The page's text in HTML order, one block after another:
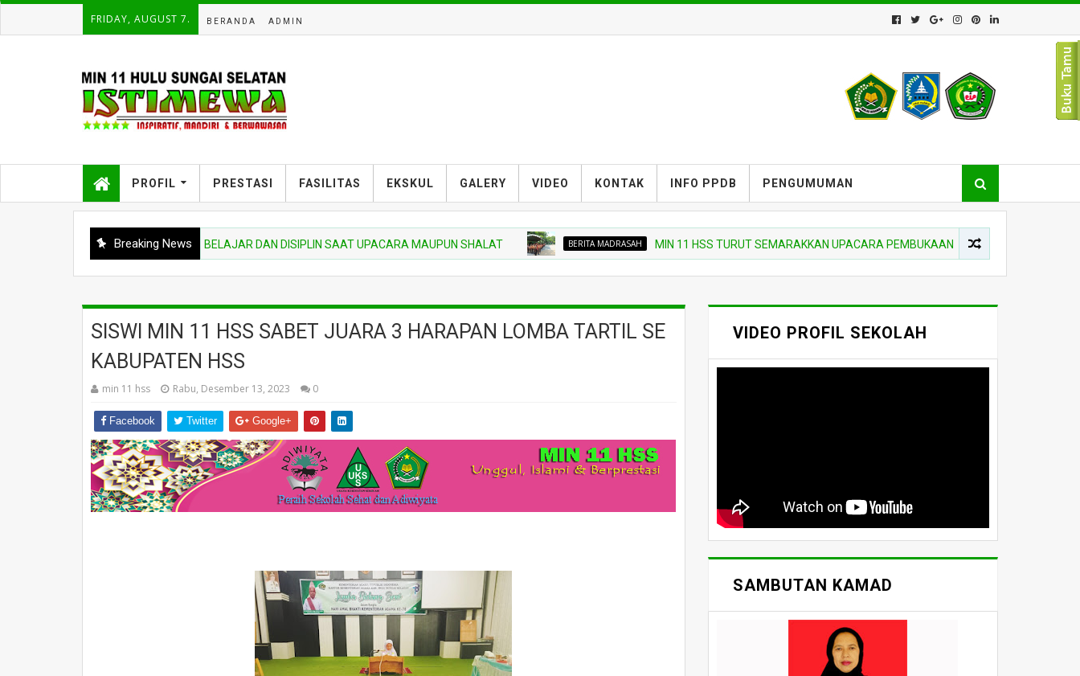
FRIDAY, AUGUST 7. BERANDA ADMIN
PROFIL PRESTASI FASILITAS EKSKUL GALERY VIDEO KONTAK INFO PPDB PENGUMUMAN
Breaking News
UPACARA TEKANKAN NIAT BELAJAR DAN DISIPLIN SAAT UPACARA MAUPUN SHALAT BERITA MADRASAH MIN 11 HSS TURUT SEMARAKKAN UPACARA PEMBUKAAN SIAGA SCOUT COMPETITION
SISWI MIN 11 HSS SABET JUARA 3 HARAPAN LOMBA TARTIL SE
KABUPATEN HSS
min 11 hss Rabu, Desember 13, 2023 0
Facebook Twitter Google+
VIDEO PROFIL SEKOLAH
SAMBUTAN KAMAD